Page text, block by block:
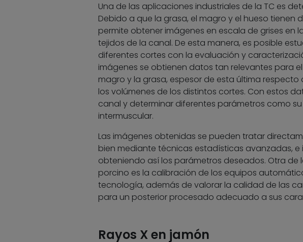
Una de las aplicaciones industriales de la TC es
Debido a que la grasa, el magro y el hueso
permite obtener imágenes en escala de grises en
tejidos de la canal. De esta manera, es posible
diferentes cortes con la evaluación y
imágenes se obtienen datos tan relevantes para
magro y la grasa, espesor de esta última
los volúmenes de los distintos cortes. Con estos
canal y determinar diferentes parámetros como
intermuscular.
Las imágenes obtenidas se pueden tratar
bien mediante técnicas estadísticas avanzadas,
obteniendo así los parámetros deseados. Otra de
porcino es la calibración de los equipos
tecnología, además de valorar la calidad de las
para un posterior procesado adecuado a sus
Rayos X en jamón